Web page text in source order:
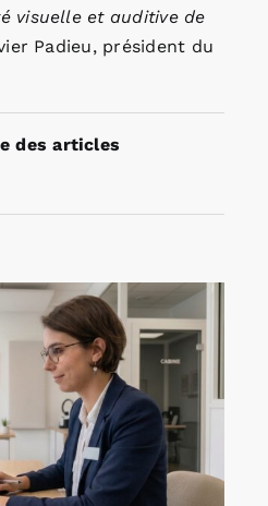
visuelle et auditive de
Padieu, président du
des articles